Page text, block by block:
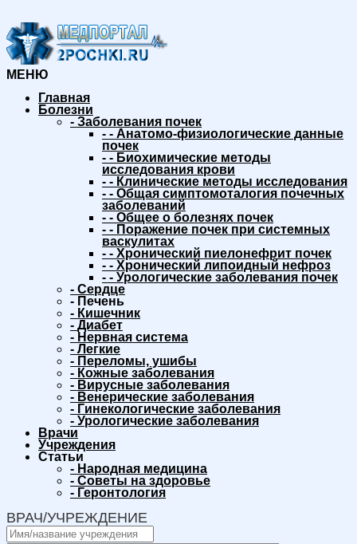
МЕНЮ
Главная
Болезни
- Заболевания почек
- - Анатомо-физиологические данные
почек
- - Биохимические методы
исследования крови
- - Клинические методы исследования
- - Общая симптомоталогия почечных
заболеваний
- - Общее о болезнях почек
- - Поражение почек при системных
васкулитах
- - Хронический пиелонефрит почек
- - Хронический липоидный нефроз
- - Урологические заболевания почек
- Сердце
- Печень
- Кишечник
- Диабет
- Нервная система
- Легкие
- Переломы, ушибы
- Кожные заболевания
- Вирусные заболевания
- Венерические заболевания
- Гинекологические заболевания
- Урологические заболевания
Врачи
Учреждения
Статьи
- Народная медицина
- Советы на здоровье
- Геронтология
ВРАЧ/УЧРЕЖДЕНИЕ